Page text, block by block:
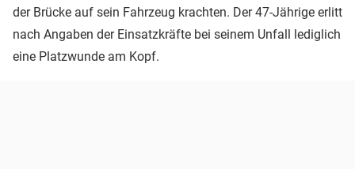
der Brücke auf sein Fahrzeug krachten. Der 47-Jährige erlitt
nach Angaben der Einsatzkräfte bei seinem Unfall lediglich
eine Platzwunde am Kopf.